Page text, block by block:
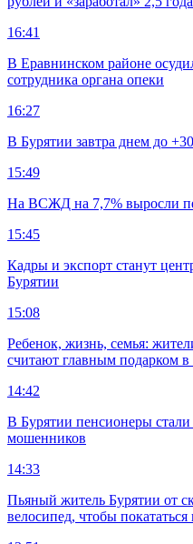
16:41
В Еравнинском районе
сотрудника органа опеки
16:27
В Бурятии завтра днем до
15:49
На ВСЖД на 7,7% выросли
15:45
Кадры и экспорт станут
Бурятии
15:08
Ребенок, жизнь, семья:
считают главным подарком
14:42
В Бурятии пенсионеры стали
мошенников
14:33
Пьяный житель Бурятии от
велосипед, чтобы покататься